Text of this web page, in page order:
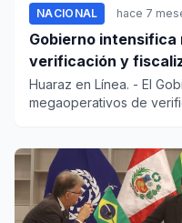
NACIONAL hace 7
Gobierno
verificación y
extranjeros
Huaraz en Línea. - El
megaoperativos de